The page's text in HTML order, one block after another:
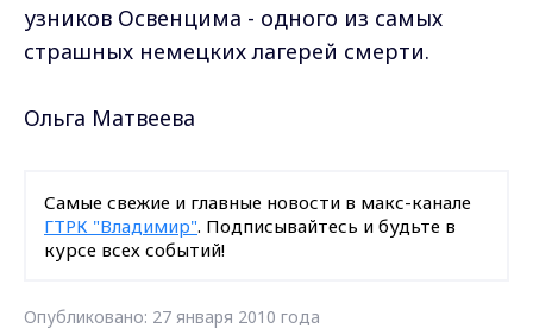
узников Освенцима - одного из самых
страшных немецких лагерей смерти.
Ольга Матвеева
Самые свежие и главные новости в макс-канале
ГТРК "Владимир". Подписывайтесь и будьте в
курсе всех событий!
Опубликовано: 27 января 2010 года